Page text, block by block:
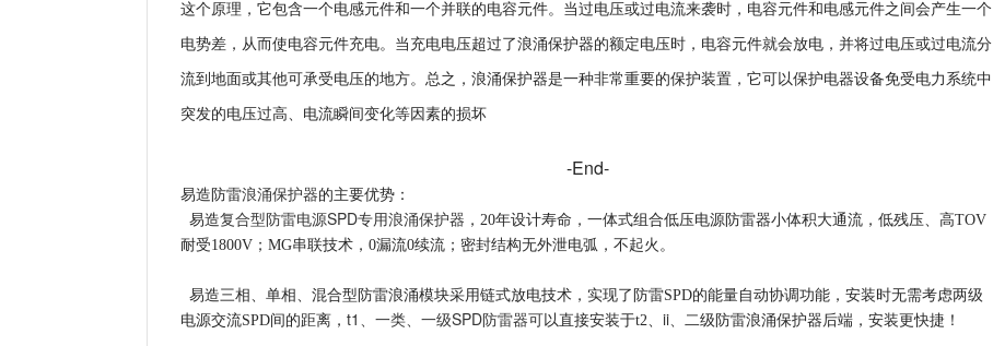
这个原理，它包含一个电感元件和一个并联的电容元件。当过电压或过电流来袭时，电容元件和电感元件之间会产生一个
电势差，从而使电容元件充电。当充电电压超过了浪涌保护器的额定电压时，电容元件就会放电，并将过电压或过电流分
流到地面或其他可承受电压的地方。总之，浪涌保护器是一种非常重要的保护装置，它可以保护电器设备免受电力系统中
突发的电压过高、电流瞬间变化等因素的损坏
-End-
易造防雷浪涌保护器的主要优势：
易造复合型防雷电源SPD专用浪涌保护器 ，20年设计寿命，一体式组合低压电源防雷器小体积大通流，低残压、高TOV
耐受1800V；MG串联技术，0漏流0续流；密封结构无外泄电弧，不起火。
易造三相、单相、混合型防雷浪涌模块采用链式放电技术，实现了防雷SPD的能量自动协调功能，安装时无需考虑两级
电源交流SPD间的距离，t1、一类、一级SPD防雷器可以直接安装于t2、ii、二级防雷浪涌保护器后端，安装更快捷！